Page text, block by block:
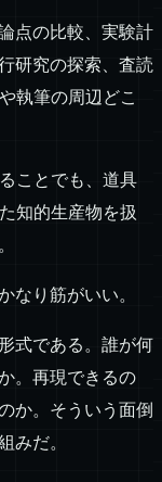
点の比較、実験計
研究の探索、査読
執筆の周辺どこ
ことでも、道具
知的生産物を扱
なり筋がいい。
式である。誰が何
。再現できるの
か。そういう面倒
みだ。